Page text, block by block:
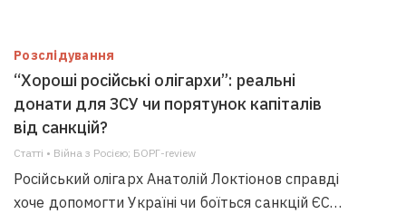
Розслідування
“Хороші російські олігархи”: реальні
донати для ЗСУ чи порятунок капіталів
від санкцій?
Статті • Війна з Росією; БОРГ-review
Російський олігарх Анатолій Локтіонов справді
хоче допомогти Україні чи боїться санкцій ЄС…